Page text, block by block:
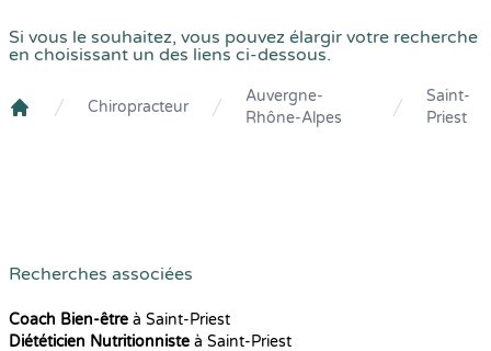
Si vous le souhaitez, vous pouvez élargir votre recherche
en choisissant un des liens ci-dessous.
Chiropracteur
Auvergne-
Rhône-Alpes
Saint-
Priest
Recherches associées
Coach Bien-être à Saint-Priest
Diététicien Nutritionniste à Saint-Priest